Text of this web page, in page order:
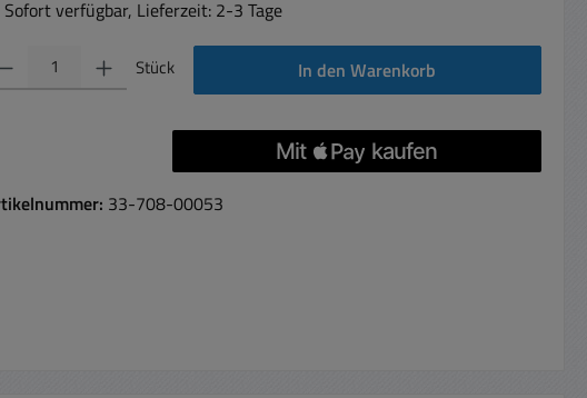
Sofort verfügbar, Lieferzeit: 2-3 Tage
Anzahl: Gib den gewünschten Wert ein oder benutze die Schaltflächen um die
Stück In den Warenkorb
33-708-00053